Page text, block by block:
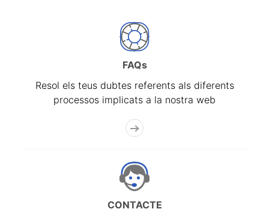
FAQs
Resol els teus dubtes referents als diferents
processos implicats a la nostra web
CONTACTE